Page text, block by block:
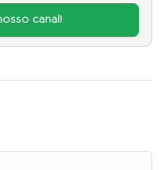
canal!